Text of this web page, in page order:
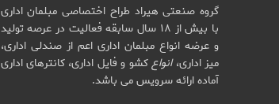
گروه صنعتی هیراد طراح اختصاصی مبلمان اداری
با بیش از ۱۸ سال سابقه فعالیت در عرصه تولید
و عرضه انواع مبلمان اداری اعم از صندلی اداری،
میز اداری،انواعکشو و فایل اداری، کانترهای اداری
آماده ارائه سرویس می باشد.